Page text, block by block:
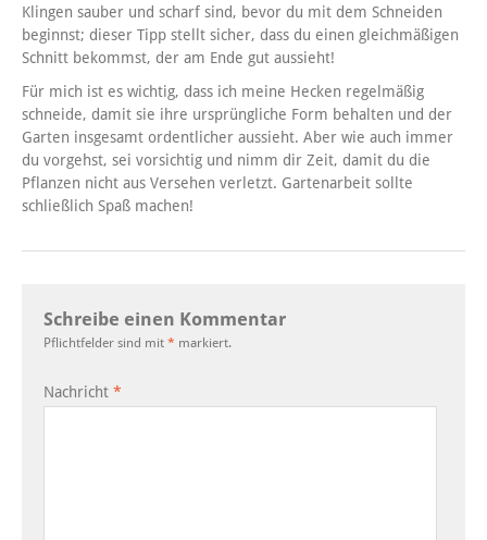
Klingen sauber und scharf sind, bevor du mit dem Schneiden
beginnst; dieser Tipp stellt sicher, dass du einen gleichmäßigen
Schnitt bekommst, der am Ende gut aussieht!
Für mich ist es wichtig, dass ich meine Hecken regelmäßig
schneide, damit sie ihre ursprüngliche Form behalten und der
Garten insgesamt ordentlicher aussieht. Aber wie auch immer
du vorgehst, sei vorsichtig und nimm dir Zeit, damit du die
Pflanzen nicht aus Versehen verletzt. Gartenarbeit sollte
schließlich Spaß machen!
Schreibe einen Kommentar
Pflichtfelder sind mit * markiert.
Nachricht *